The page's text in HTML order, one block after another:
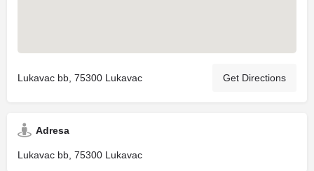
Lukavac bb, 75300 Lukavac Get Directions
Adresa
Lukavac bb, 75300 Lukavac